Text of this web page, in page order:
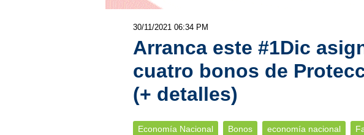
30/11/2021 06:34 PM
Arranca este #1Dic
cuatro bonos de
(+ detalles)
Economía Nacional Bonos economía nacional